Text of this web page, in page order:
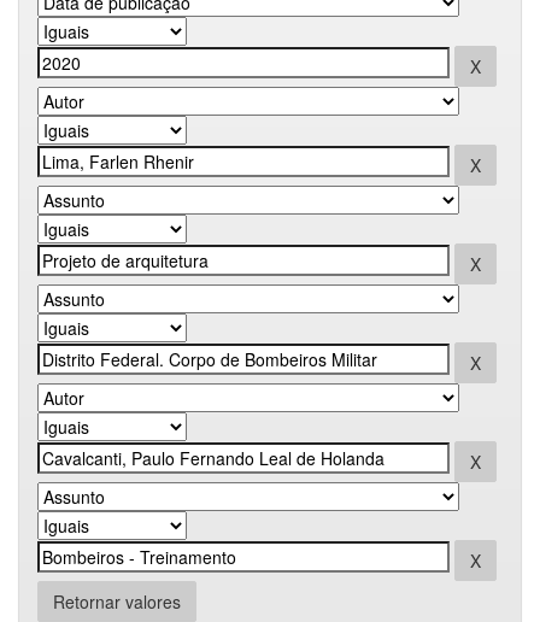
Retornar valores